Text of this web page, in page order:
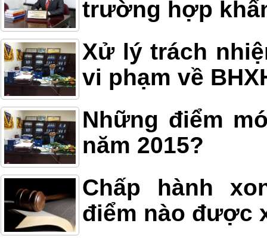
trường hợp
Xử lý trách
vi phạm về
Những điểm
năm 2015?
Chấp hành
điểm nào được